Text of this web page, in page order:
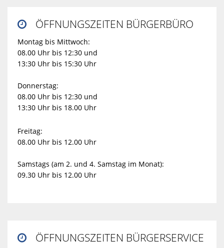
 ÖFFNUNGSZEITEN BÜRGERBÜRO
Montag bis Mittwoch:
08.00 Uhr bis 12:30 und
13:30 Uhr bis 15:30 Uhr
Donnerstag:
08.00 Uhr bis 12:30 und
13:30 Uhr bis 18.00 Uhr
Freitag:
08.00 Uhr bis 12.00 Uhr
Samstags (am 2. und 4. Samstag im Monat):
09.30 Uhr bis 12.00 Uhr

ÖFFNUNGSZEITEN BÜRGERSERVICE